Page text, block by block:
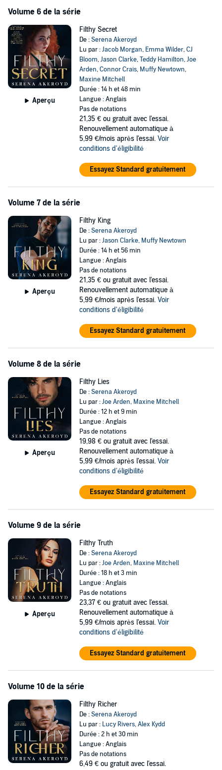
Volume 6 de la série
Aperçu
Filthy Secret
De :Serena Akeroyd
Lu par :Jacob Morgan, Emma Wilder,CJ
Bloom,Jason Clarke,Teddy Hamilton,Joe
Arden,Connor Crais, Muffy Newtown,
Maxine Mitchell
Durée : 14 h et 48 min
Langue : Anglais
Pas de notations
21,35 € ou gratuit avec l'essai.
Renouvellement automatique à
5,99 €/mois après l'essai. Voir
conditions d'éligibilité
Essayez Standard gratuitement
Volume 7 de la série
Aperçu
Filthy King
De :Serena Akeroyd
Lu par :Jason Clarke, Muffy Newtown
Durée : 14 h et 56 min
Langue : Anglais
Pas de notations
21,35 € ou gratuit avec l'essai.
Renouvellement automatique à
5,99 €/mois après l'essai. Voir
conditions d'éligibilité
Essayez Standard gratuitement
Volume 8 de la série
Aperçu
Filthy Lies
De :Serena Akeroyd
Lu par :Joe Arden, Maxine Mitchell
Durée : 12 h et 9 min
Langue : Anglais
Pas de notations
19,98 € ou gratuit avec l'essai.
Renouvellement automatique à
5,99 €/mois après l'essai. Voir
conditions d'éligibilité
Essayez Standard gratuitement
Volume 9 de la série
Aperçu
Filthy Truth
De :Serena Akeroyd
Lu par :Joe Arden, Maxine Mitchell
Durée : 18 h et 3 min
Langue : Anglais
Pas de notations
23,37 € ou gratuit avec l'essai.
Renouvellement automatique à
5,99 €/mois après l'essai. Voir
conditions d'éligibilité
Essayez Standard gratuitement
Volume 10 de la série
Filthy Richer
De :Serena Akeroyd
Lu par : Lucy Rivers,Alex Kydd
Durée : 2 h et 30 min
Langue : Anglais
Pas de notations
6,49 € ou gratuit avec l'essai.